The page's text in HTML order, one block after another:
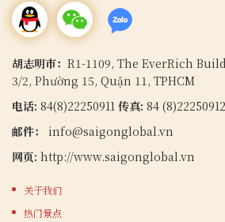
胡志明市： R1-1109, The EverRich
3/2, Phường 15, Quận 11, TPHCM
电话: 84(8)22250911 传真: 84 (8)22250912
邮件： info@saigonglobal.vn
网页: http://www.saigonglobal.vn
关于我们
热门景点